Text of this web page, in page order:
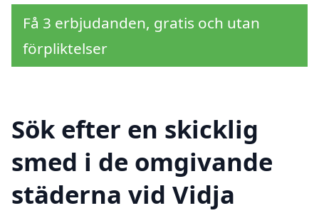
Få 3 erbjudanden, gratis och utan
förpliktelser
Sök efter en skicklig
smed i de omgivande
städerna vid Vidja